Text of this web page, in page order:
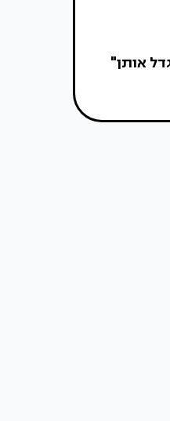
אותן"